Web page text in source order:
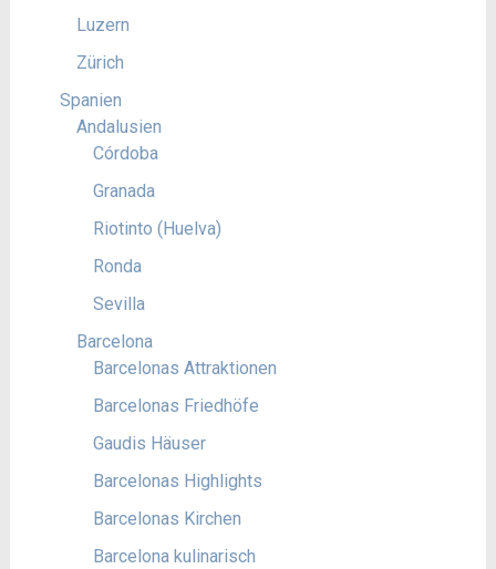
Luzern
Zürich
Spanien
Andalusien
Córdoba
Granada
Riotinto (Huelva)
Ronda
Sevilla
Barcelona
Barcelonas Attraktionen
Barcelonas Friedhöfe
Gaudis Häuser
Barcelonas Highlights
Barcelonas Kirchen
Barcelona kulinarisch